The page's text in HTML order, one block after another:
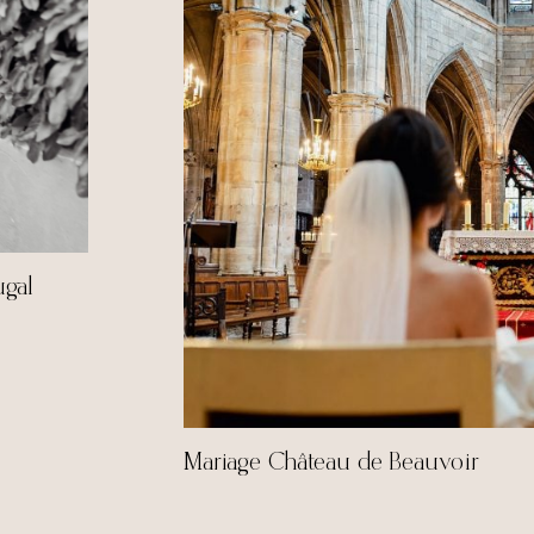
Mariage Château de Beauvoir